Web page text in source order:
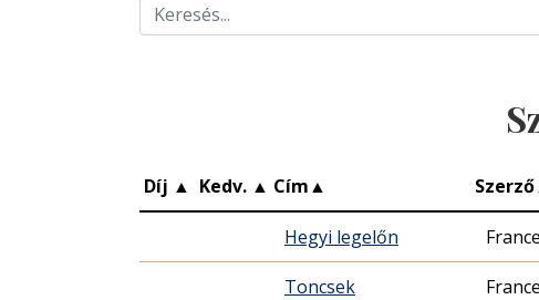
Díj ▲ Kedv. ▲ Cím▲ Szerző
Hegyi legelőn
Toncsek